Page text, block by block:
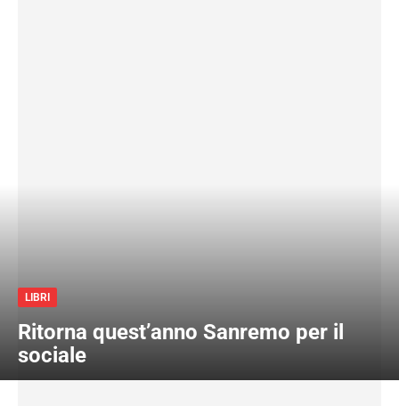
LIBRI
Ritorna quest’anno Sanremo per il
sociale